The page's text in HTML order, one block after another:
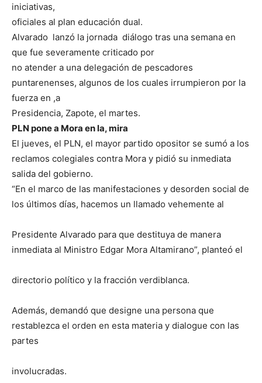
iniciativas,
oficiales al plan educación dual.
Alvarado lanzó la jornada diálogo tras una semana en
que fue severamente criticado por
no atender a una delegación de pescadores
puntarenenses, algunos de los cuales irrumpieron por la
fuerza en ,a
Presidencia, Zapote, el martes.
PLN pone a Mora en la, mira
El jueves, el PLN, el mayor partido opositor se sumó a los
reclamos colegiales contra Mora y pidió su inmediata
salida del gobierno.
“En el marco de las manifestaciones y desorden social de
los últimos días, hacemos un llamado vehemente al
Presidente Alvarado para que destituya de manera
inmediata al Ministro Edgar Mora Altamirano”, planteó el
directorio político y la fracción verdiblanca.
Además, demandó que designe una persona que
restablezca el orden en esta materia y dialogue con las
partes
involucradas.